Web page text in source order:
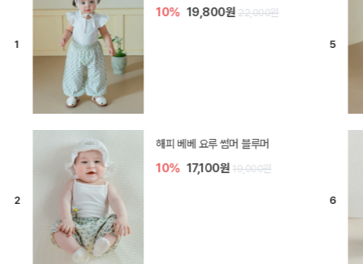
10% 21,600원 24,000원
듀이 아기 바지
10% 17,100원 19,000원